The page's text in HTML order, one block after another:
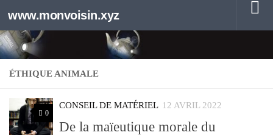
Au dessous du contenu
www.monvoisin.xyz
ÉTHIQUE ANIMALE
0
CONSEIL DE MATÉRIEL 12 AVRIL 2022
De la maïeutique morale du